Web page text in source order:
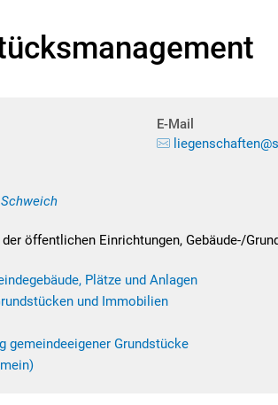
E-Mail
öffentlichen Einrichtungen, Gebäude-/
Plätze und Anlagen
und Immobilien
gemeindeeigener Grundstücke